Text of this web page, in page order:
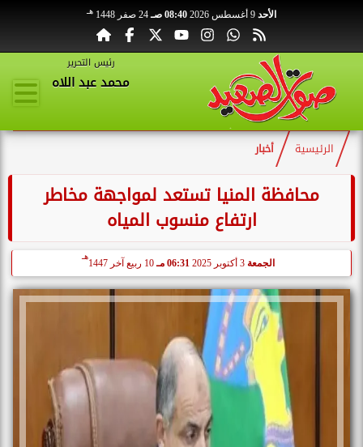
الأحد 08:40 صـ 24 صفر 1448 هـ
رئيس التحرير
محمد عبد اللاه
الرئيسية أخبار
محافظة المنيا تستعد لمواجهة مخاطر
ارتفاع منسوب المياه
الجمعة 06:31 مـ 10 ربيع آخر 1447
هـ